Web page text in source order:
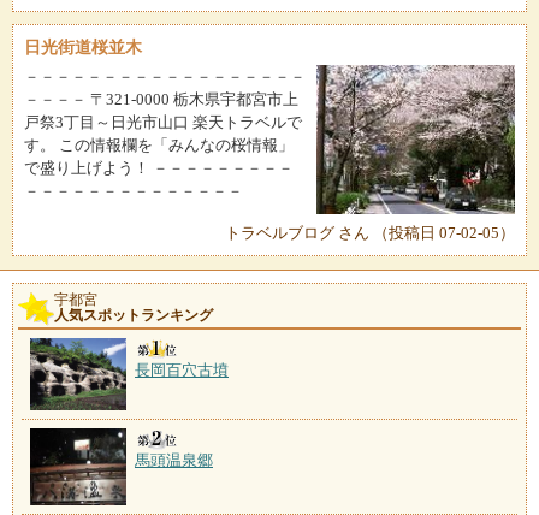
日光街道桜並木
－－－－－－－－－－－－－－－－－－
－－－－ 〒321-0000 栃木県宇都宮市上
戸祭3丁目～日光市山口 楽天トラベルで
す。 この情報欄を「みんなの桜情報」
で盛り上げよう！ －－－－－－－－－
－－－－－－－－－－－－－－
トラベルブログ さん （投稿日 07-02-05）
宇都宮
人気スポットランキング
長岡百穴古墳
馬頭温泉郷